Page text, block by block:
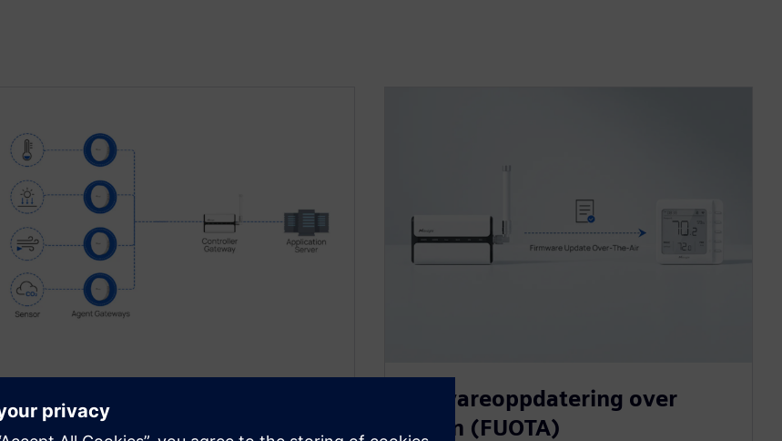
Gateway-flåte
Fastvareoppdatering over
luften (FUOTA)